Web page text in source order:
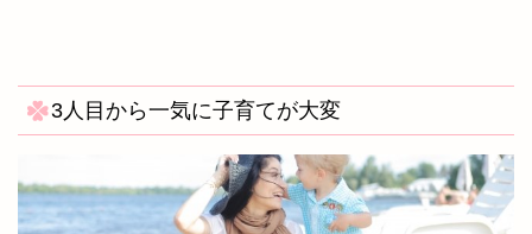
3人目から一気に子育てが大変